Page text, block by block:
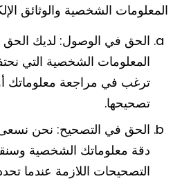
المعلومات الشخصية والوثائق
الحق في الوصول: لديك
المعلومات الشخصية التي
ترغب في مراجعة معلوماتك
تصحيحها.
الحق في التصحيح: نحن
دقة معلوماتك الشخصية
التصحيحات اللازمة عندما